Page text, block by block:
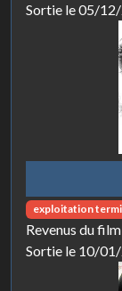
Sortie le 05/
exploitation
Revenus du film
Sortie le 10/